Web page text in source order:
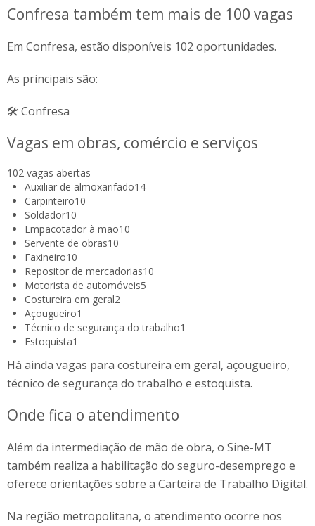
Confresa também tem mais de 100 vagas
Em Confresa, estão disponíveis 102 oportunidades.
As principais são:
🛠️ Confresa
Vagas em obras, comércio e serviços
102 vagas abertas
Auxiliar de almoxarifado14
Carpinteiro10
Soldador10
Empacotador à mão10
Servente de obras10
Faxineiro10
Repositor de mercadorias10
Motorista de automóveis5
Costureira em geral2
Açougueiro1
Técnico de segurança do trabalho1
Estoquista1
Há ainda vagas para costureira em geral, açougueiro,
técnico de segurança do trabalho e estoquista.
Onde fica o atendimento
Além da intermediação de mão de obra, o Sine-MT
também realiza a habilitação do seguro-desemprego e
oferece orientações sobre a Carteira de Trabalho Digital.
Na região metropolitana, o atendimento ocorre nos